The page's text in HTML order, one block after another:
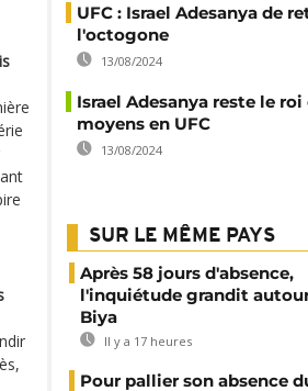
UFC : Israel Adesanya de
l'octogone
13/08/2024
Israel Adesanya reste le roi
moyens en UFC
13/08/2024
SUR LE MÊME PAYS
Après 58 jours d'absence,
l'inquiétude grandit
Biya
Il y a 17 heures
Pour pallier son absence